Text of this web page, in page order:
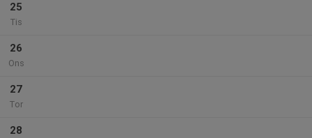
25
Tis
26
Ons
27
Tor
28